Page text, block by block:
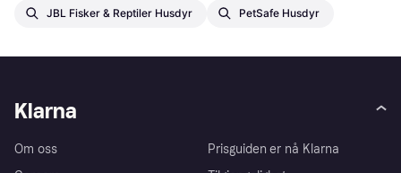
JBL Fisker & Reptiler Husdyr PetSafe Husdyr
Klarna
Om oss
Prisguiden er nå Klarna